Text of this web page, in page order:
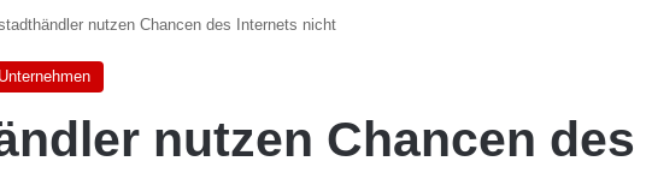
nutzen Chancen des Internets nicht
Unternehmen
nutzen Chancen des